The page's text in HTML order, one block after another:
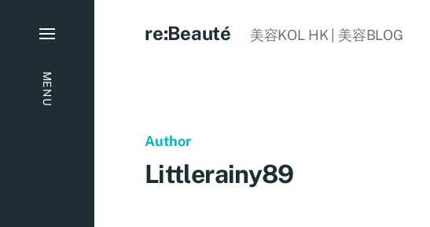
MENU
re:Beauté 美容KOL HK | 美容BLOG
Author
Littlerainy89